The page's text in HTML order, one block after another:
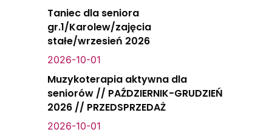
Taniec dla seniora
gr.1/Karolew/zajęcia
stałe/wrzesień 2026
2026-10-01
Muzykoterapia aktywna dla
seniorów // PAŹDZIERNIK-GRUDZIEŃ
2026 // PRZEDSPRZEDAŻ
2026-10-01